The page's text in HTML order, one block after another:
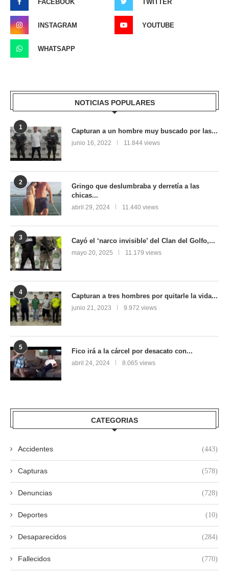
FACEBOOK TWITTER
INSTAGRAM YOUTUBE
WHATSAPP
NOTICIAS POPULARES
1 Capturan a un hombre muy buscado por las...
junio 16, 2022 11.844 views
2
Gringo que deslumbraba y derretía a las
chicas...
abril 29, 2024 11.440 views
3 Cayó el ‘narco invisible’ del Clan del Golfo,...
mayo 20, 2025 11.179 views
4 Capturan a tres hombres por quitarle la vida...
junio 21, 2023 9.972 views
5 Fico irá a la cárcel por desacato con...
abril 24, 2024 8.065 views
CATEGORIAS
Accidentes (443)
Capturas (578)
Denuncias (728)
Deportes (10)
Desaparecidos (284)
Fallecidos (770)